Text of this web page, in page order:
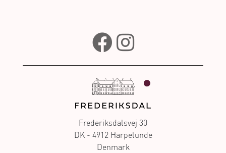
Frederiksdalsvej 30
DK - 4912 Harpelunde
Denmark